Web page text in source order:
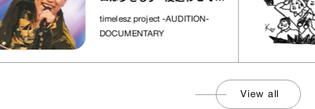
れた場所」
timelesz project -AUDITION-
DOCUMENTARY
View all